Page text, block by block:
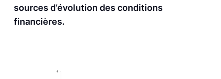
sources d’évolution des conditions
financières.